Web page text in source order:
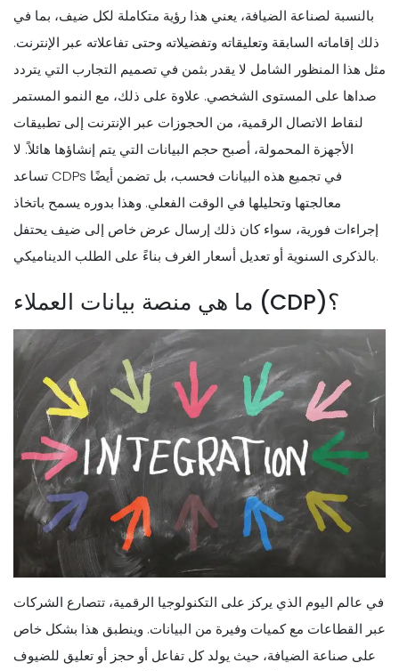
بالنسبة لصناعة الضيافة، يعني هذا رؤية متكاملة لكل ضيف، بما في
ذلك إقاماته السابقة وتعليقاته وتفضيلاته وحتى تفاعلاته عبر الإنترنت.
مثل هذا المنظور الشامل لا يقدر بثمن في تصميم التجارب التي يتردد
صداها على المستوى الشخصي. علاوة على ذلك، مع النمو المستمر
لنقاط الاتصال الرقمية، من الحجوزات عبر الإنترنت إلى تطبيقات
الأجهزة المحمولة، أصبح حجم البيانات التي يتم إنشاؤها هائلاً. لا
تساعد CDPs في تجميع هذه البيانات فحسب، بل تضمن أيضًا
معالجتها وتحليلها في الوقت الفعلي. وهذا بدوره يسمح باتخاذ
إجراءات فورية، سواء كان ذلك إرسال عرض خاص إلى ضيف يحتفل
بالذكرى السنوية أو تعديل أسعار الغرف بناءً على الطلب الديناميكي.
ما هي منصة بيانات العملاء (CDP)؟
في عالم اليوم الذي يركز على التكنولوجيا الرقمية، تتصارع الشركات
عبر القطاعات مع كميات وفيرة من البيانات. وينطبق هذا بشكل خاص
على صناعة الضيافة، حيث يولد كل تفاعل أو حجز أو تعليق للضيوف